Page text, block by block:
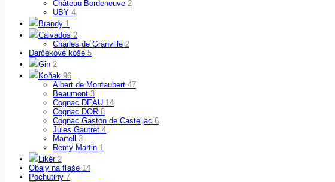
Château Bordeneuve 2
UBY 4
Brandy 1
Calvados 2
Charles de Granville 2
Darčekové koše 5
Gin 2
Koňak 96
Albert de Montaubert 47
Beaumont 3
Cognac DEAU 14
Cognac DOR 8
Cognac Gaston de Casteljac 6
Jules Gautret 4
Martell 3
Remy Martin 1
Likér 2
Obaly na fľaše 14
Pochutiny 7